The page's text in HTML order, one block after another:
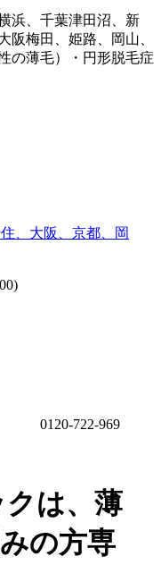
浜、千葉津田沼、新
阪梅田、姫路、岡山、
の薄毛）・円形脱毛症
0120-722-969
は、薄
の方専